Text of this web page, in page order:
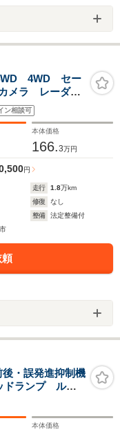
4WD セー
メラ レーダー
シートヒー
アリングスイ
ン相談可
本体価格
166.3万円
円
走行 1.8万km
修復
なし
整備
法定整備付
・誤発進抑制機
ドランプ ルー
ー
本体価格